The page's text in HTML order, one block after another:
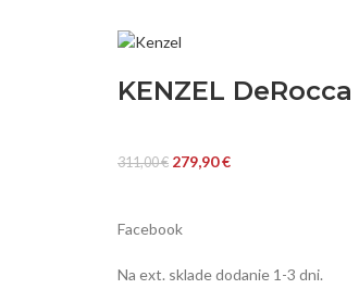
KENZEL
311,00€ 279,90€
Facebook
Na ext. sklade dodanie 1-3 dni.